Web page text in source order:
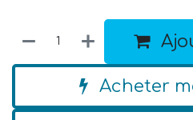
Acheter